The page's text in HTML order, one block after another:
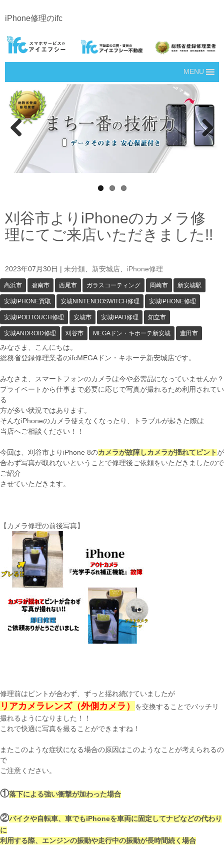
iPhone修理のifc
MENU
Next
刈谷市よりiPhoneのカメラ修
理にてご来店いただきました!!
2023年07月30日 未分類 新安城店 iPhone修理
高浜市 碧南市 西尾市 ガラスコーティング 岡崎市 新安城駅
安城IPHONE買取 安城NINTENDOSWITCH修理 安城IPHONE修理
安城IPODTOUCH修理 安城市 安城IPAD修理 知立市
安城ANDROID修理 刈谷市 MEGAドン・キホーテ新安城 豊田市
みなさま、こんにちは。
総務省登録修理業者のifcMEGAドン・キホーテ新安城店です。
みなさま、スマートフォンのカメラは今や必需品になっていませんか？
プライベートから仕事まで必要に応じで写真が撮れるため利用されてい
る
方が多い状況ではあります。
そんなiPhoneのカメラ使えなくなったり、トラブルが起きた際は
当店へご相談ください！！
今回は、刈谷市よりiPhone 8のカメラが故障しカメラが揺れてピント が
合わず写真が取れないということで修理後ご依頼をいただきましたので
ご紹介
させていただきます。
【カメラ修理の前後写真】
修理前はピントが合わず、ずっと揺れ続けていましたが
リアカメラレンズ（外側カメラ）
を交換することでバッチリ
撮れるようになりました！！
これで快適に写真を撮ることができますね！
またこのような症状になる場合の原因はこのようなことが考えられるの
で
ご注意ください。
①落下による強い衝撃が加わった場合
②バイクや自転車、車でもiPhoneを車両に固定してナビなどの代わり
に
利用する際、エンジンの振動や走行中の振動が長時間続く場合